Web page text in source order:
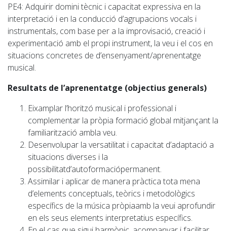
PE4: Adquirir domini tècnic i capacitat expressiva en la
interpretació i en la conducció d’agrupacions vocals i
instrumentals, com base per a la improvisació, creació i
experimentació amb el propi instrument, la veu i el cos en
situacions concretes de d’ensenyament/aprenentatge
musical.
Resultats de l’aprenentatge (objectius generals)
Eixamplar l’horitzó musical i professional i
complementar la pròpia formació global mitjançant la
familiarització ambla veu.
Desenvolupar la versatilitat i capacitat d’adaptació a
situacions diverses i la
possibilitatd’autoformaciópermanent.
Assimilar i aplicar de manera pràctica tota mena
d’elements conceptuals, teòrics i metodològics
específics de la música pròpiaamb la veui aprofundir
en els seus elements interpretatius específics.